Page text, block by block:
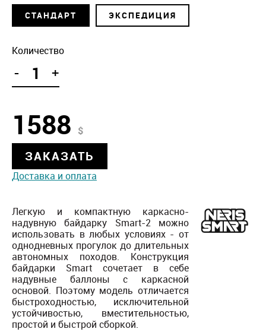
СТАНДАРТ ЭКСПЕДИЦИЯ
Количество
- +
1588 $
ЗАКАЗАТЬ
Доставка и оплата
Легкую и компактную каркасно-
надувную байдарку Smart-2 можно
использовать в любых условиях - от
однодневных прогулок до длительных
автономных походов. Конструкция
байдарки Smart сочетает в себе
надувные баллоны с каркасной
основой. Поэтому модель отличается
быстроходностью, исключительной
устойчивостью, вместительностью,
простой и быстрой сборкой.